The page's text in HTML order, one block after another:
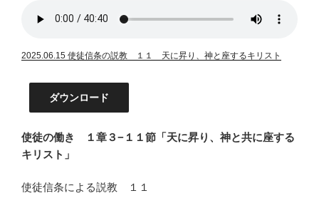
2025.06.15 使徒信条の説教 １１ 天に昇り、神と座するキリスト
ダウンロード
使徒の働き １章３−１１節「天に昇り、神と共に座する
キリスト」
使徒信条による説教 １１